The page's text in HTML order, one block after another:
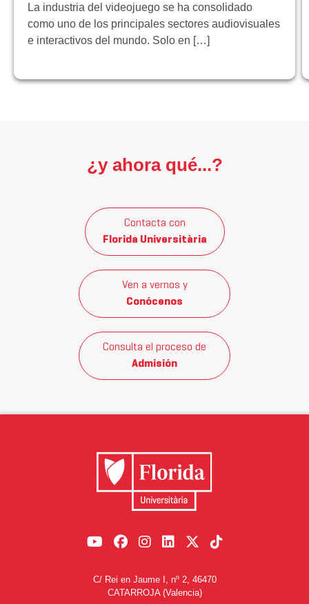
La industria del videojuego se ha consolidado
como uno de los principales sectores audiovisuales
e interactivos del mundo. Solo en […]
¿y ahora qué...?
Contacta con
Florida Universitària
Ven a vernos y
Conócenos
Consulta el proceso de
Admisión
C/ Rei en Jaume I, nº 2, 46470
CATARROJA (Valencia)